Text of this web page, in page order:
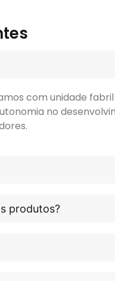
com unidade
no
produtos?